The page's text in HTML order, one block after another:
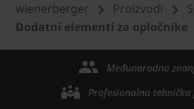
wienerberger Proizvodi
Dodatni elementi za opločnike
Međunarodno
Profesionalna